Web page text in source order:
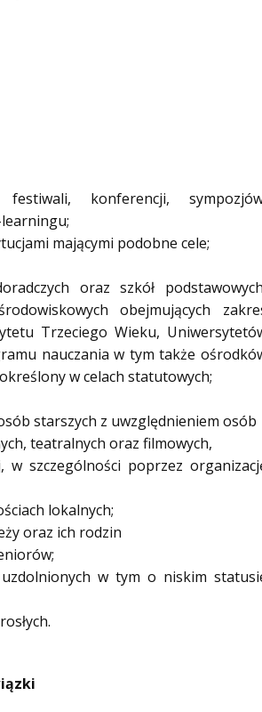
konferencji,
mającymi podobne cele;
oraz szkół
obejmujących
Trzeciego Wieku,
nauczania w tym także
w celach statutowych;
starszych z uwzględnieniem osób
teatralnych oraz filmowych,
szczególności poprzez
lokalnych;
oraz ich rodzin
w tym o niskim